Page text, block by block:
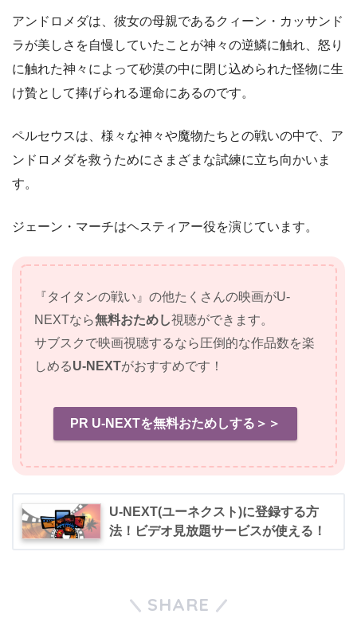
アンドロメダは、彼女の母親であるクィーン・カッサンド
ラが美しさを自慢していたことが神々の逆鱗に触れ、怒り
に触れた神々によって砂漠の中に閉じ込められた怪物に生
け贄として捧げられる運命にあるのです。
ペルセウスは、様々な神々や魔物たちとの戦いの中で、ア
ンドロメダを救うためにさまざまな試練に立ち向かいま
す。
ジェーン・マーチはヘスティアー役を演じています。
『タイタンの戦い』の他たくさんの映画がU-
NEXTなら無料おためし視聴ができます。
サブスクで映画視聴するなら圧倒的な作品数を楽
しめるU-NEXTがおすすめです！
PR U-NEXTを無料おためしする＞＞
U-NEXT(ユーネクスト)に登録する方
法！ビデオ見放題サービスが使える！
SHARE